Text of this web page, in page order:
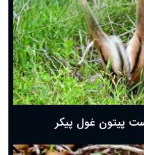
دست پیتون غول پیکر